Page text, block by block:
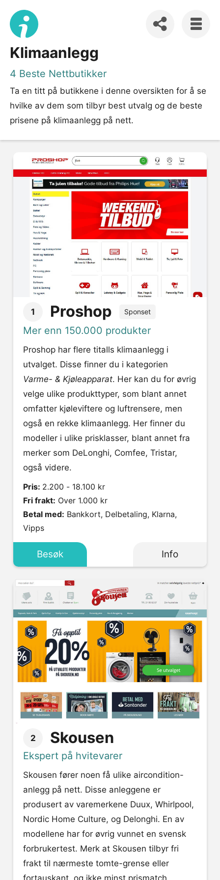
Klimaanlegg
4 Beste Nettbutikker
Ta en titt på butikkene i denne oversikten for å se
hvilke av dem som tilbyr best utvalg og de beste
prisene på klimaanlegg på nett.
1 Proshop Sponset
Mer enn 150.000 produkter
Proshop har flere titalls klimaanlegg i
utvalget. Disse finner du i kategorien
Varme- & Kjøleapparat. Her kan du for øvrig
velge ulike produkttyper, som blant annet
omfatter kjøleviftere og luftrensere, men
også en rekke klimaanlegg. Her finner du
modeller i ulike prisklasser, blant annet fra
merker som DeLonghi, Comfee, Tristar,
også videre.
Pris: 2.200 - 18.100 kr
Fri frakt: Over 1.000 kr
Betal med:
Vipps
Besøk Info
2 Skousen
Ekspert på hvitevarer
Skousen fører noen få ulike aircondition-
anlegg på nett. Disse anleggene er
produsert av varemerkene Duux, Whirlpool,
Nordic Home Culture, og Delonghi. En av
modellene har for øvrig vunnet en svensk
forbrukertest. Merk at Skousen tilbyr fri
frakt til nærmeste tomte-grense eller
fortauskant, og ikke minst prismatch